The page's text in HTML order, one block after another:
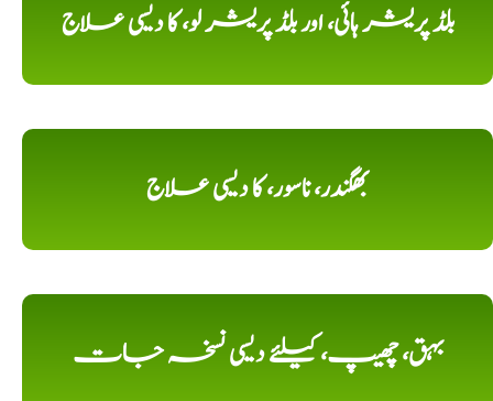
بلڈ پریشر ہائی، اور بلڈ پریشر لو، کا دیسی علاج
بھگندر، ناسور، کا دیسی علاج
بہق، چھیپ، کیلئے دیسی نسخہ جات